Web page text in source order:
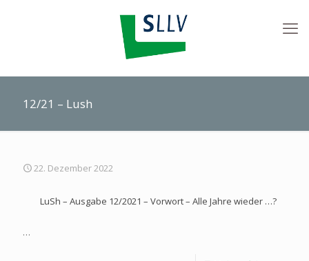
12/21 – Lush
22. Dezember 2022
LuSh – Ausgabe 12/2021 – Vorwort – Alle Jahre wieder …?
…